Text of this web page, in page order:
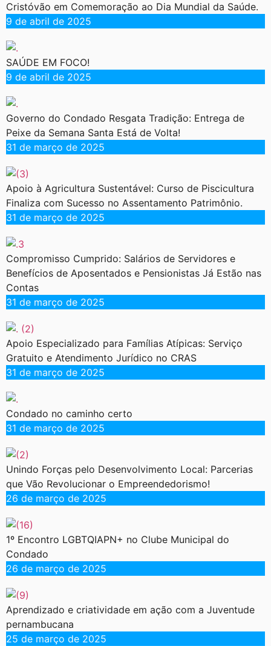
Cristóvão em Comemoração ao Dia Mundial da Saúde.
9 de abril de 2025
SAÚDE EM FOCO!
9 de abril de 2025
Governo do Condado Resgata Tradição: Entrega de
Peixe da Semana Santa Está de Volta!
31 de março de 2025
Apoio à Agricultura Sustentável: Curso de Piscicultura
Finaliza com Sucesso no Assentamento Patrimônio.
31 de março de 2025
Compromisso Cumprido: Salários de Servidores e
Benefícios de Aposentados e Pensionistas Já Estão nas
Contas
31 de março de 2025
Apoio Especializado para Famílias Atípicas: Serviço
Gratuito e Atendimento Jurídico no CRAS
31 de março de 2025
Condado no caminho certo
31 de março de 2025
Unindo Forças pelo Desenvolvimento Local: Parcerias
que Vão Revolucionar o Empreendedorismo!
26 de março de 2025
1º Encontro LGBTQIAPN+ no Clube Municipal do
Condado
26 de março de 2025
Aprendizado e criatividade em ação com a Juventude
pernambucana
25 de março de 2025